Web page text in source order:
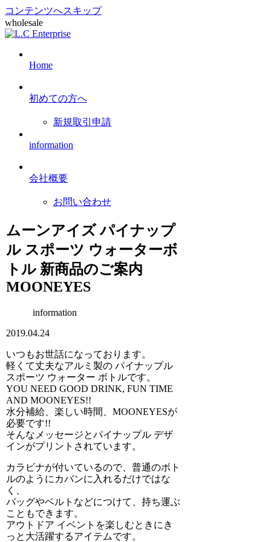
コンテンツへスキップ
wholesale
Home
初めての方へ
新規取引申請
information
会社概要
お問い合わせ
ムーンアイズ パイナップ
ル スポーツ ウォーターボ
トル 新商品のご案内
MOONEYES
information
2019.04.24
いつもお世話になっております。
軽くて丈夫なアルミ製の パイナップル
スポーツ ウォーター ボトルです。
YOU NEED GOOD DRINK, FUN TIME
AND MOONEYES!!
水分補給、楽しい時間、MOONEYESが
必要です!!
そんなメッセージとパイナップル デザ
インがプリントされています。
カラビナが付いているので、普通のボト
ルのようにカバンに入れるだけではな
く、
バッグやベルトなどにつけて、持ち運ぶ
こともできます。
アウトドア イベントを楽しむときにき
っと大活躍するアイテムです。